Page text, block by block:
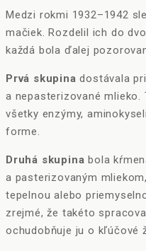
Medzi rokmi 1932–1942
mačiek. Rozdelil ich do
každá bola ďalej
Prvá skupina dostávala
a nepasterizované
všetky enzýmy,
forme.
Druhá skupina bola
a pasterizovaným
tepelnou alebo
zrejmé, že takéto
ochudobňuje ju o kľúčové